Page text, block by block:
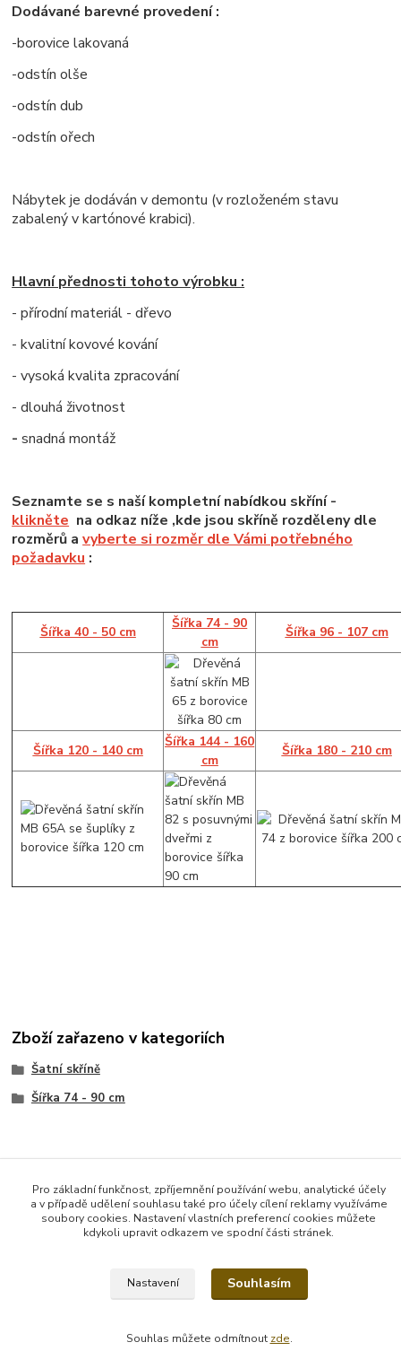
Dodávané barevné provedení :
-borovice lakovaná
-odstín olše
-odstín dub
-odstín ořech
Nábytek je dodáván v demontu (v rozloženém stavu
zabalený v kartónové krabici).
Hlavní přednosti tohoto výrobku :
- přírodní materiál - dřevo
- kvalitní kovové kování
- vysoká kvalita zpracování
- dlouhá životnost
-snadná montáž
Seznamte se s naší kompletní nabídkou skříní -
klikněte na odkaz níže ,kde jsou skříně rozděleny dle
rozměrů avyberte si rozměr dle Vámi potřebného
požadavku :
Šířka 40 - 50 cm
Šířka 74 - 90
cm
Šířka 96 - 107 cm
Šířka 120 - 140 cm
Šířka 144 - 160
cm
Šířka 180 - 210 cm
Zboží zařazeno v kategoriích
Šatní skříně
Šířka 74 - 90 cm
Vytvořeno na Eshop-rychle.cz
Pro základní funkčnost, zpříjemnění používání webu, analytické účely
a v případě udělení souhlasu také pro účely cílení reklamy využíváme
soubory cookies. Nastavení vlastních preferencí cookies můžete
kdykoli upravit odkazem ve spodní části stránek.
Nastavení Souhlasím
Souhlas můžete odmítnout zde.